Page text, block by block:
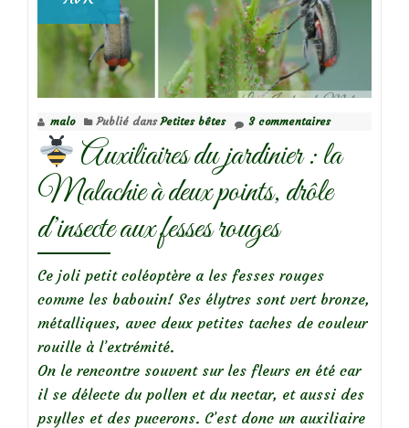
malo Publié dansPetites bêtes 3 commentaires
Auxiliaires du jardinier : la
Malachie à deux points, drôle
d’insecte aux fesses rouges
Ce joli petit coléoptère a les fesses rouges
comme les babouin! Ses élytres sont vert bronze,
métalliques, avec deux petites taches de couleur
rouille à l’extrémité.
On le rencontre souvent sur les fleurs en été car
il se délecte du pollen et du nectar, et aussi des
psylles et des pucerons. C’est donc un auxiliaire